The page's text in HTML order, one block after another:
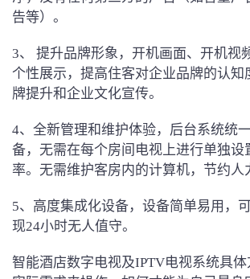
告等）。
3、 提升品牌形象，开机画面、开机视
个性展示，提高住客对企业品牌的认知
牌提升和企业文化宣传。
4、全新管理和维护体验，后台系统统
备，无需在每个房间电视上进行单独设
率。无需维护客房内的计算机，节约人
5、高度集成化设备，设备简单易用，
现24小时无人值守。
智能酒店数字电视及IPTV电视系统具